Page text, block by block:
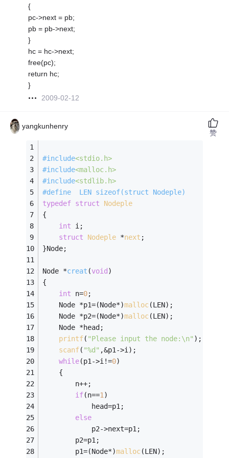
{
pc->next = pb;
pb = pb->next;
}
hc = hc->next;
free(pc);
return hc;
}
2009-02-12
yangkunhenry
#include<stdio.h>
#include<malloc.h>
#include<stdlib.h>
#define
  LEN sizeof(struct Nodeple)
typedef struct
Nodeple
{
int i;
struct
Nodeple *next ;
}Node;
Node *creat (void )
{
int n=0;
    Node *p1=(Node*)
malloc(LEN);
    Node *p2=(Node*)
malloc(LEN);
    Node *head;
printf( "Please input the node:\n" );
scanf( "%d" ,&p1->i);
while(p1->i!=0)
    {
        n++;
if(n==1)
            head=p1;
else
            p2->next=p1;
        p2=p1;
        p1=(Node*)
malloc(LEN);
赞